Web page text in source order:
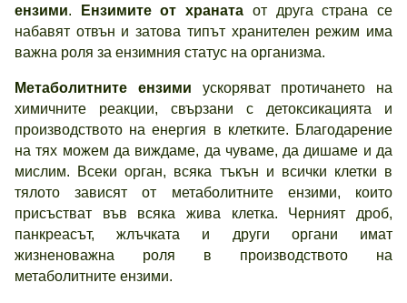
ензими. Ензимите от храната от друга страна се
набавят отвън и затова типът хранителен режим има
важна роля за ензимния статус на организма.
Метаболитните ензими ускоряват протичането на
химичните реакции, свързани с детоксикацията и
производството на енергия в клетките. Благодарение
на тях можем да виждаме, да чуваме, да дишаме и да
мислим. Всеки орган, всяка тъкън и всички клетки в
тялото зависят от метаболитните ензими, които
присъстват във всяка жива клетка. Черният дроб,
панкреасът, жлъчката и други органи имат
жизненоважна роля в производството на
метаболитните ензими.